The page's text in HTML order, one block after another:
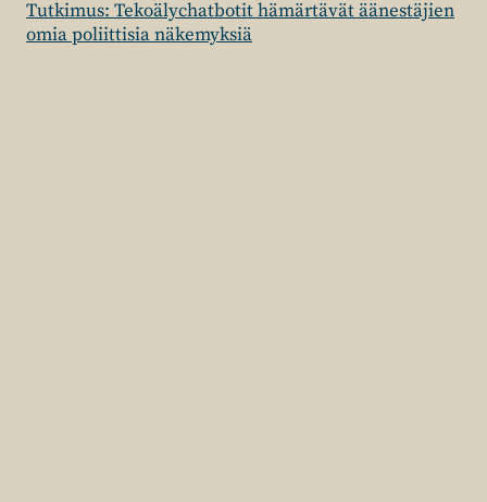
Tutkimus: Tekoälychatbotit hämärtävät äänestäjien
omia poliittisia näkemyksiä